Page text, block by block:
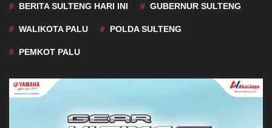
BERITA SULTENG HARI INI GUBERNUR SULTENG
WALIKOTA PALU POLDA SULTENG
PEMKOT PALU